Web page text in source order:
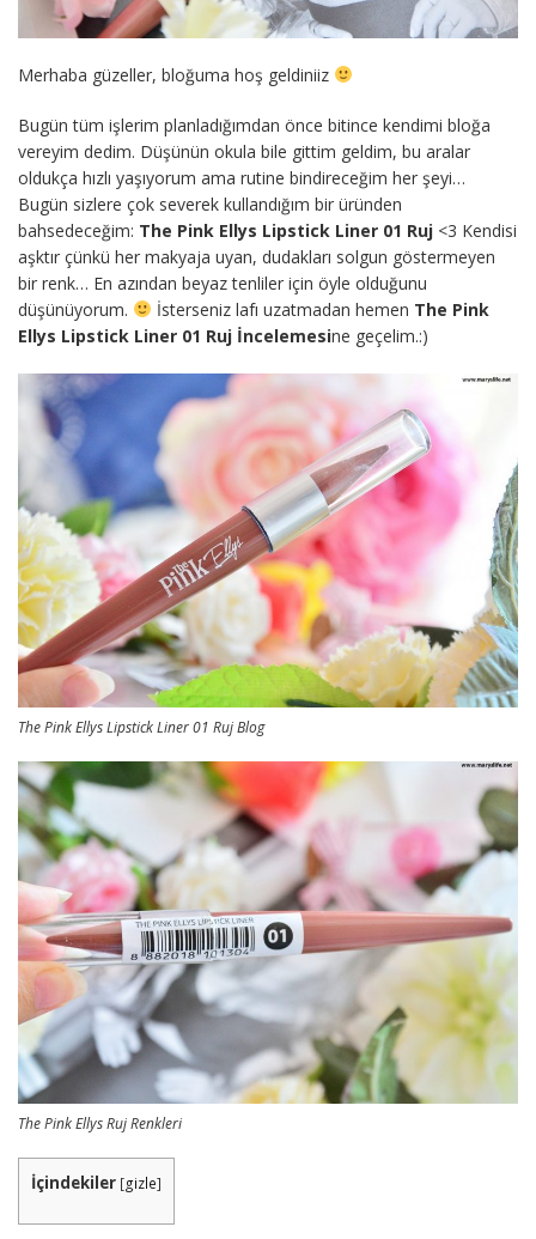
Merhaba güzeller, bloğuma hoş geldiniiz
Bugün tüm işlerim planladığımdan önce bitince kendimi bloğa
vereyim dedim. Düşünün okula bile gittim geldim, bu aralar
oldukça hızlı yaşıyorum ama rutine bindireceğim her şeyi…
Bugün sizlere çok severek kullandığım bir üründen
bahsedeceğim: The Pink Ellys Lipstick Liner 01 Ruj <3 Kendisi
aşktır çünkü her makyaja uyan, dudakları solgun göstermeyen
bir renk… En azından beyaz tenliler için öyle olduğunu
düşünüyorum.
İsterseniz lafı uzatmadan hemen The Pink
Ellys Lipstick Liner 01 Ruj İncelemesine geçelim.:)
The Pink Ellys Lipstick Liner 01 Ruj Blog
The Pink Ellys Ruj Renkleri
İçindekiler [gizle]